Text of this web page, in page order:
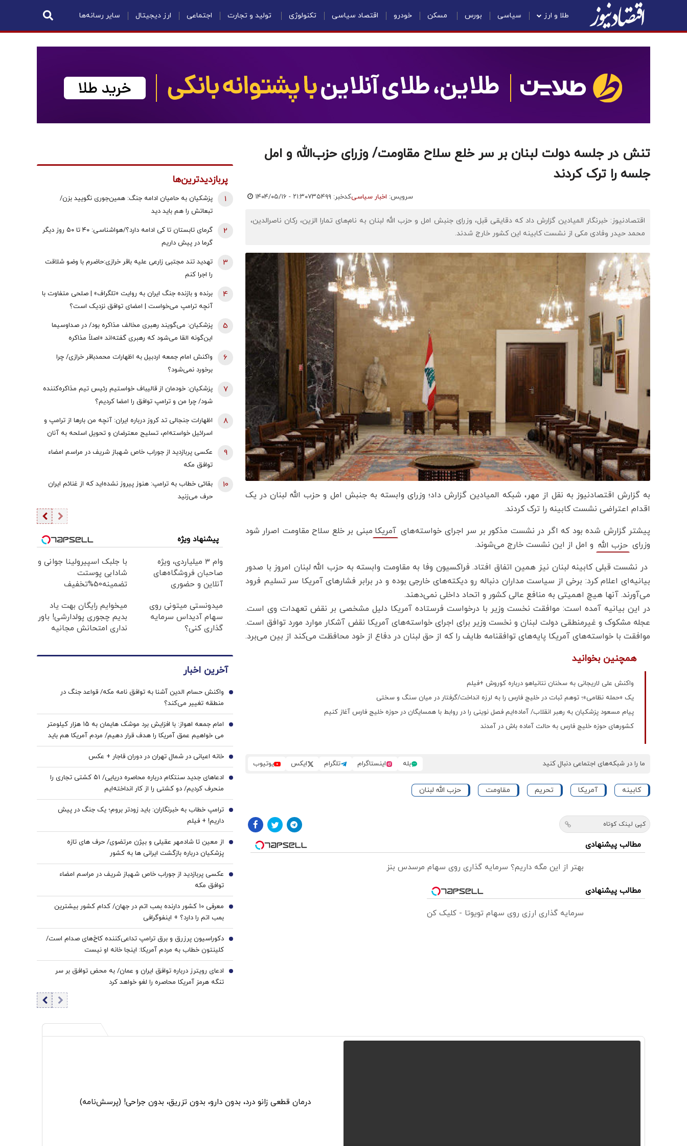
طلا و ارز سیاسی بورس مسکن خودرو اقتصاد سیاسی تکنولوژی تولید و تجارت اجتماعی ارز دیجیتال سایر رسانه‌ها
تنش در جلسه دولت لبنان بر سر خلع سلاح مقاومت/ وزرای حزب‌الله و امل
جلسه را ترک کردند
سرویس: اخبار سیاسیکدخبر: ۷۳۵۴۹۹ ۱۴۰۴/۰۵/۱۶ - ۲۱:۳۰
اقتصادنیوز: خبرنگار المیادین گزارش داد که دقایقی قبل، وزرای جنبش امل و حزب الله لبنان به نام‌های تمارا الزین، رکان ناصرالدین،
محمد حیدر وفادی مکی از نشست کابینه این کشور خارج شدند.
به گزارش اقتصادنیوز به نقل از مهر، شبکه المیادین گزارش داد؛ وزرای وابسته به جنبش امل و حزب الله لبنان در یک
اقدام اعتراضی نشست کابینه را ترک کردند.
پیشتر گزارش شده بود که اگر در نشست مذکور بر سر اجرای خواسته‌های آمریکا مبنی بر خلع سلاح مقاومت اصرار شود
وزرای حزب الله و امل از این نشست خارج می‌شوند.
در نشست قبلی کابینه لبنان نیز همین اتفاق افتاد. فراکسیون وفا به مقاومت وابسته به حزب الله لبنان امروز با صدور
بیانیه‌ای اعلام کرد: برخی از سیاست مداران دنباله رو دیکته‌های خارجی بوده و در برابر فشارهای آمریکا سر تسلیم فرود
می‌آورند. آنها هیچ اهمیتی به منافع عالی کشور و اتحاد داخلی نمی‌دهند.
در این بیانیه آمده است: موافقت نخست وزیر با درخواست فرستاده آمریکا دلیل مشخصی بر نقض تعهدات وی است.
عجله مشکوک و غیرمنطقی دولت لبنان و نخست وزیر برای اجرای خواسته‌های آمریکا نقض آشکار موارد مورد توافق است.
موافقت با خواسته‌های آمریکا پایه‌های توافقنامه طایف را که از حق لبنان در دفاع از خود محافظت می‌کند از بین می‌برد.
همچنین بخوانید
واکنش علی لاریجانی به سخنان نتانیاهو درباره کوروش +فیلم
یک «حمله نظامی»؛ توهم ثبات در خلیج فارس را به لرزه انداخت/گرفتار در میان سنگ و سختی
پیام مسعود پزشکیان به رهبر انقلاب/ آماده‌ایم فصل نوینی را در روابط با همسایگان در حوزه خلیج فارس آغاز کنیم
کشورهای حوزه خلیج فارس به حالت آماده باش در آمدند
ما را در شبکه‌های اجتماعی دنبال کنید بله اینستاگرام تلگرام ایکس یوتیوب
کابینه آمریکا تحریم مقاومت حزب الله لبنان
کپی لینک کوتاه
مطالب پیشنهادی
بهتر از این مگه داریم؟ سرمایه گذاری روی سهام مرسدس بنز
مطالب پیشنهادی
سرمایه گذاری ارزی روی سهام تویوتا - کلیک کن
پربازدیدترین‌ها
پزشکیان به حامیان ادامه جنگ: همین‌جوری نگویید بزن/
تبعاتش را هم باید دید
1
گرمای تابستان تا کی ادامه دارد؟/هواشناسی: ۴۰ تا ۵۰ روز دیگر
گرما در پیش داریم
2
تهدید تند مجتبی زارعی علیه باقر خرازی:حاضرم با وضو شلاقت
را اجرا کنم
3
برنده و بازنده جنگ ایران به روایت «تلگراف» | صلحی متفاوت با
آنچه ترامپ می‌خواست | امضای توافق نزدیک است؟
4
پزشکیان: می‌گویند رهبری مخالف مذاکره بود/ در صداوسیما
این‌گونه القا می‌شود که رهبری گفته‌اند «اصلاً مذاکره
5
واکنش امام جمعه اردبیل به اظهارات محمدباقر خرازی/ چرا
برخورد نمی‌شود؟
6
پزشکیان: خودمان از قالیباف خواستیم رئیس تیم مذاکره‌کننده
شود/ چرا من و ترامپ توافق را امضا کردیم؟
7
اظهارات جنجالی تد کروز درباره ایران: آنچه من بارها از ترامپ و
اسرائیل خواسته‌ام، تسلیح معترضان و تحویل اسلحه به آنان
8
عکسی پربازدید از جوراب‌ خاص شهباز شریف در مراسم امضاء
توافق‌ مکه
9
بقائی خطاب به ترامپ: هنوز پیروز نشده‌اید که از غنائم ایران
حرف می‌زنید
10
پیشنهاد ویژه
وام ۳ میلیاردی، ویژه
صاحبان فروشگاه‌های
آنلاین و حضوری
با جلبک اسپیرولینا جوانی و
شادابی پوستت
تضمینه50%تخفیف
میدونستی میتونی روی
سهام آدیداس سرمایه
گذاری کنی؟
میخوایم رایگان بهت یاد
بدیم چجوری پولدارشی! باور
نداری امتحانش مجانیه
آخرین اخبار
واکنش حسام الدین آشنا به توافق نامه مکه/ قواعد جنگ در
منطقه تغییر می‌کند؟
1
امام‌ جمعه اهواز: با افزایش برد موشک هایمان به ۱۵ هزار کیلومتر
می خواهیم عمق آمریکا را هدف قرار دهیم/ مردم آمریکا هم باید
موشک خوردن را ببینند/ نباید نسبت به مساله حجاب و عفاف بی
تفاوت باشیم
2
خانه اعیانی در شمال تهران در دوران قاجار + عکس 3
ادعاهای جدید سنتکام درباره محاصره دریایی/ ۵۱ کشتی تجاری را
منحرف کردیم/ دو کشتی را از کار انداخته‌ایم
4
ترامپ خطاب به خبرنگاران: باید زودتر بروم؛ یک جنگ در پیش
داریم! + فیلم
5
از معین تا شادمهر عقیلی و بیژن مرتضوی/ حرف های تازه
پزشکیان درباره بازگشت ایرانی ها به کشور
6
عکسی پربازدید از جوراب‌ خاص شهباز شریف در مراسم امضاء
توافق‌ مکه
7
معرفی 10 کشور دارنده بمب اتم در جهان/ کدام کشور بیشترین
بمب اتم را دارد؟ + اینفوگرافی
8
دکوراسیون پرزرق‌ و برق ترامپ تداعی‌کننده کاخ‌های صدام است/
کلینتون خطاب به مردم آمریکا: اینجا خانه او نیست
9
ادعای رویترز درباره توافق ایران و عمان/ به محض توافق بر سر
تنگه هرمز آمریکا محاصره را لغو خواهد کرد
10
درمان قطعی زانو درد، بدون دارو، بدون تزریق، بدون جراحی! (پرسش‌نامه)